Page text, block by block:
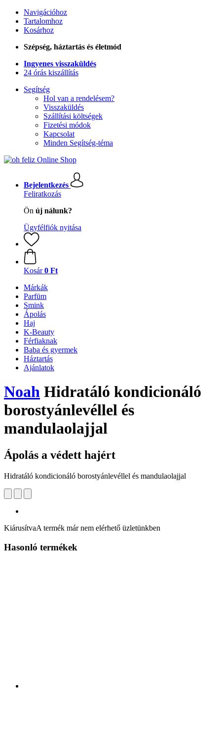
Navigációhoz
Tartalomhoz
Kosárhoz
Szépség, háztartás és életmód
Ingyenes visszaküldés
24 órás kiszállítás
Segítség
Hol van a rendelésem?
Visszaküldés
Szállítási költségek
Fizetési módok
Kapcsolat
Minden Segítség-téma
Bejelentkezés
Feliratkozás
Ön új nálunk?
Ügyfélfiók nyitása
Kosár 0 Ft
Márkák
Parfüm
Smink
Ápolás
Haj
K-Beauty
Férfiaknak
Baba és gyermek
Háztartás
Ajánlatok
Noah Hidratáló kondicionáló
borostyánlevéllel és
mandulaolajjal
Ápolás a védett hajért
Hidratáló kondicionáló borostyánlevéllel és mandulaolajjal
KiárusítvaA termék már nem elérhető üzletünkben
Hasonló termékek